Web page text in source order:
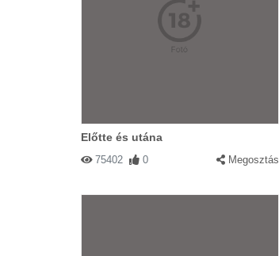
Előtte és utána
75402 0 Megosztás